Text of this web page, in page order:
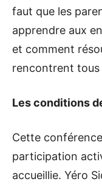
faut que les
apprendre aux
et comment
rencontrent tous
Les conditions
Cette
participation
accueillie. Yéro